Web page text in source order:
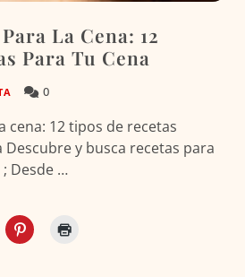
La Cena: 12
Para Tu Cena
0
cena: 12 tipos de recetas
Descubre y busca recetas para
Desde …